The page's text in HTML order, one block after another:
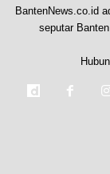
BantenNews.co.id
seputar